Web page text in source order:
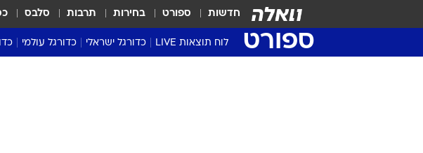
חדשות ספורט בחירות תרבות סלבס
ספורט לוח תוצאות LIVE כדורגל ישראלי כדורגל עולמי